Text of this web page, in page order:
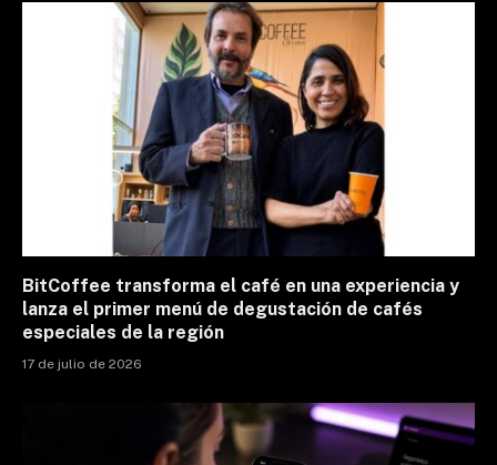
BitCoffee transforma el café en una experiencia y
lanza el primer menú de degustación de cafés
especiales de la región
17 de julio de 2026